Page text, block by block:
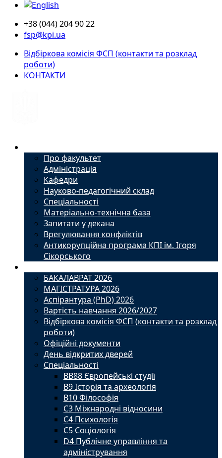
+38 (044) 204 90 22
fsp@kpi.ua
Відбіркова комісія ФСП (контакти та розклад
роботи)
КОНТАКТИ
Про факультет
Адміністрація
Кафедри
Науково-педагогічний склад
Спеціальності
Матеріально-технічна база
Запитати у декана
Врегулювання конфліктів
Антикорупційна програма КПІ ім. Ігоря
Сікорського
БАКАЛАВРАТ 2026
МАГІСТРАТУРА 2026
Аспірантура (PhD) 2026
Вартість навчання 2026/2027
Відбіркова комісія ФСП (контакти та розклад
роботи)
Офіційні документи
День відкритих дверей
Спеціальності
BВ88 Європейські студії
B9 Історія та археологія
B10 Філософія
C3 Міжнародні відносини
C4 Психологія
С5 Соціологія
D4 Публічне управління та
адміністрування